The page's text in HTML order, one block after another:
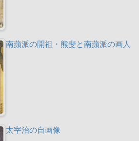
南蘋派の開祖・熊斐と南蘋派の画人
太宰治の自画像